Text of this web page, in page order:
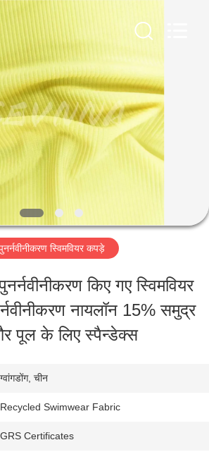
स्विमवियर कपड़े
किए गए स्विमवियर
नायलॉन 15% समुद्र
पूल के लिए स्पैन्डेक्स
ग्वांगडोंग, चीन
Recycled Swimwear Fabric
GRS Certificates